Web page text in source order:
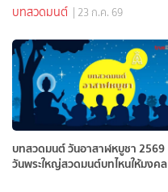
บทสวดมนต์ | 23 ก.ค. 69
บทสวดมนต์ วันอาสาฬหบูชา 2569
วันพระใหญ่สวดมนต์บทไหนให้มงคล